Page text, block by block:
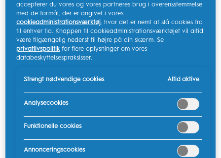
Flere bevægelser
Oral-Bs elektriske tandbørster leverer op til 48.800
bevægelser i minuttet, mens en almindelig manuel
minuttet. Det betyder, at du får bedre
plakfjernelse med
en elektrisk tandbørste.
Overlegen teknologi
Den unikke Oral-B 3D Cleaning Action svinger, roterer
og pulserer for at nedbryde og fjerne 100% mere plak
accepterer du vores og vores partneres brug i overensstemmelse
med de formål, der er angivet i vores
cookieadministrationsværktøj, hvor det er nemt at slå cookies fra
til enhver tid. Knappen til cookieadministrationsværktøjet vil altid
være tilgængelig nederst til højre på din skærm. Se
privatlivspolitikfor flere oplysninger om vores
databeskyttelsespraksisser.
Strengt nødvendige cookies Altid aktive
Analysecookies
Funktionelle cookies
Annonceringscookies